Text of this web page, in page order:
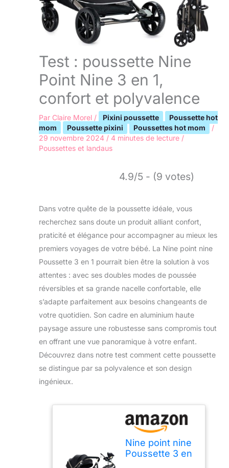
Test : poussette Nine
Point Nine 3 en 1,
confort et polyvalence
Par Claire Morel / Pixini poussette
Poussette hot
mom
Poussette pixini Poussettes hot mom
/
29 novembre 2024 / 4 minutes de lecture /
Poussettes et landaus
4.9/5 - (9 votes)
Dans votre quête de la poussette idéale, vous
recherchez sans doute un produit alliant confort,
praticité et élégance pour accompagner au mieux les
premiers voyages de votre bébé. La Nine point nine
Poussette 3 en 1 pourrait bien être la solution à vos
attentes : avec ses doubles modes de poussée
réversibles et sa grande nacelle confortable, elle
s’adapte parfaitement aux besoins changeants de
votre quotidien. Son cadre en aluminium haute
paysage assure une robustesse sans compromis tout
en offrant une vue panoramique à votre enfant.
Découvrez dans notre test comment cette poussette
se distingue par sa polyvalence et son design
ingénieux.
Nine point nine
Poussette 3 en